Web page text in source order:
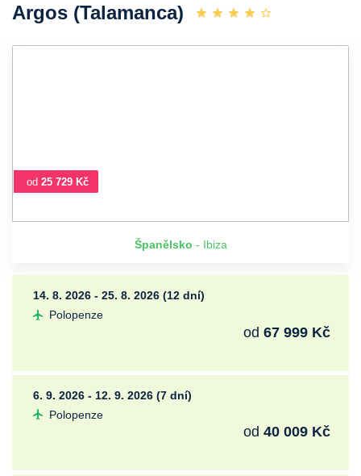
Argos (Talamanca)
od 25 729 Kč
Španělsko - Ibiza
14. 8. 2026 - 25. 8. 2026 (12 dní)
Polopenze
od 67 999 Kč
6. 9. 2026 - 12. 9. 2026 (7 dní)
Polopenze
od 40 009 Kč